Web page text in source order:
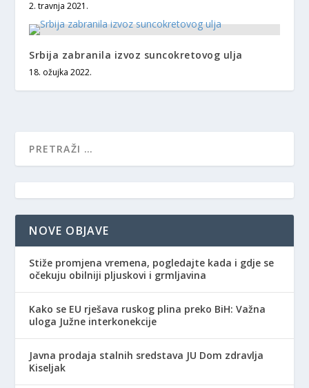
2. travnja 2021.
Srbija zabranila izvoz suncokretovog ulja
18. ožujka 2022.
NOVE OBJAVE
Stiže promjena vremena, pogledajte kada i gdje se
očekuju obilniji pljuskovi i grmljavina
Kako se EU rješava ruskog plina preko BiH: Važna
uloga Južne interkonekcije
Javna prodaja stalnih sredstava JU Dom zdravlja
Kiseljak